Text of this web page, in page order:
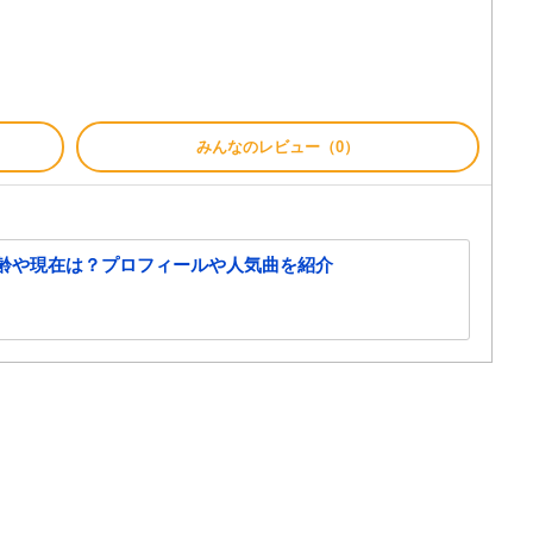
みんなのレビュー（0）
や現在は？プロフィールや人気曲を紹介